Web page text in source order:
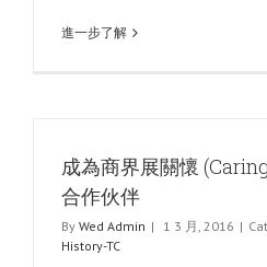
進一步了解
成為商界展關懷
合作伙伴
By Wed Admin | 1 3 月, 2016 |
History-TC